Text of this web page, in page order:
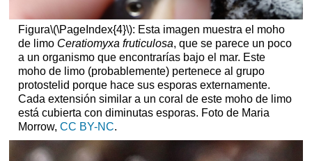
Figura\(\PageIndex{4}\): Esta imagen muestra el moho
de limo Ceratiomyxa fruticulosa, que se parece un poco
a un organismo que encontrarías bajo el mar. Este
moho de limo (probablemente) pertenece al grupo
protostelid porque hace sus esporas externamente.
Cada extensión similar a un coral de este moho de limo
está cubierta con diminutas esporas. Foto de Maria
Morrow, CC BY-NC.